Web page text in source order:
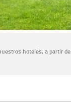
hoteles, a partir de